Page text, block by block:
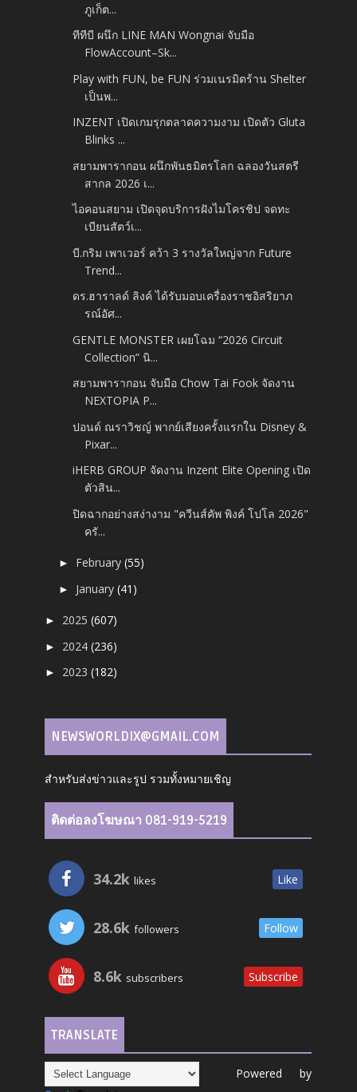
ภูเก็ต...
ทีทีบี ผนึก LINE MAN Wongnai จับมือ
FlowAccount–Sk...
Play with FUN, be FUN ร่วมเนรมิตร้าน Shelter
เป็นพ...
INZENT เปิดเกมรุกตลาดความงาม เปิดตัว Gluta
Blinks ...
สยามพารากอน ผนึกพันธมิตรโลก ฉลองวันสตรี
สากล 2026 เ...
ไอคอนสยาม เปิดจุดบริการฝังไมโครชิป จดทะ
เบียนสัตว์เ...
บี.กริม เพาเวอร์ คว้า 3 รางวัลใหญ่จาก Future
Trend...
ดร.ฮาราลด์ ลิงค์ ได้รับมอบเครื่องราชอิสริยาภ
รณ์อัศ...
GENTLE MONSTER เผยโฉม “2026 Circuit
Collection” นิ...
สยามพารากอน จับมือ Chow Tai Fook จัดงาน
NEXTOPIA P...
ปอนด์ ณราวิชญ์ พากย์เสียงครั้งแรกใน Disney &
Pixar...
iHERB GROUP จัดงาน Inzent Elite Opening เปิด
ตัวสิน...
ปิดฉากอย่างสง่างาม "ควีนส์คัพ พิงค์ โปโล 2026"
ครั...
► February(55)
► January(41)
► 2025(607)
► 2024(236)
► 2023(182)
NEWSWORLDIX@GMAIL.COM
สำหรับส่งข่าวและรูป รวมทั้งหมายเชิญ
ติดต่อลงโฆษณา 081-919-5219
34.2k likes Like
28.6k followers Follow
8.6k subscribers Subscribe
TRANSLATE
Powered by